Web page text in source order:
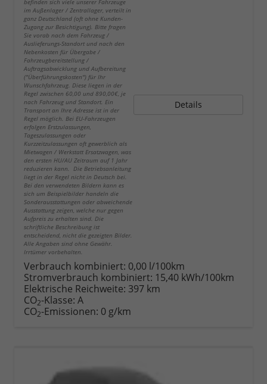
im Außenlager / Zentrallager, verteilt in
ganz Deutschland (oft ohne Kunden-
Zugang zur Besichtigung). Bitte fragen
Sie vorab nach dem Fahrzeug /
Auslieferungs-Standort und nach den
Nebenkosten für Übergabe /
Fahrzeugbereitstellung /
Auftragsabwicklung und Aufbereitung
("Überführungskosten") für Ihr
Wunschfahrzeug. Diese liegen in der
Regel zwischen 60,00 und 890,00€, je
nach Fahrzeug und Standort. Ein
Transport an Ihre Adresse ist in der
Regel möglich. Bei EU-Fahrzeugen
erfolgen Erstzulassungen,
Tageszulassungen oder
Kurzzeitzulassungen oft gewerblich als
Mietwagen / Werkstatt Ersatzwagen, was
den ersten HU/AU Zeitraum auf 1 Jahr
reduzieren kann. Die Betriebsanleitung
liegt in der Regel nicht in Deutsch bei.
Bei den verwendeten Bildern kann es
sich um Beispielbilder handeln die
Sonderausstattungen oder abweichende
Ausstattung zeigen, welche nur gegen
Aufpreis zu erhalten sind. Die
schriftliche Beschreibung ist
entscheidend, nicht die gezeigten Bilder.
Alle Angaben sind ohne Gewähr.
Irrtümer vorbehalten.
Details
Verbrauch kombiniert: 0,00 l/100km
Stromverbrauch kombiniert: 15,40 kWh/100km
Elektrische Reichweite: 397 km
CO2-Klasse: A
CO2-Emissionen: 0 g/km